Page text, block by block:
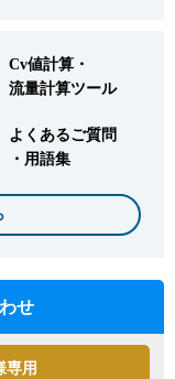
Cv値計算・
流量計算ツール
よくあるご質問
・用語集
せ
専用